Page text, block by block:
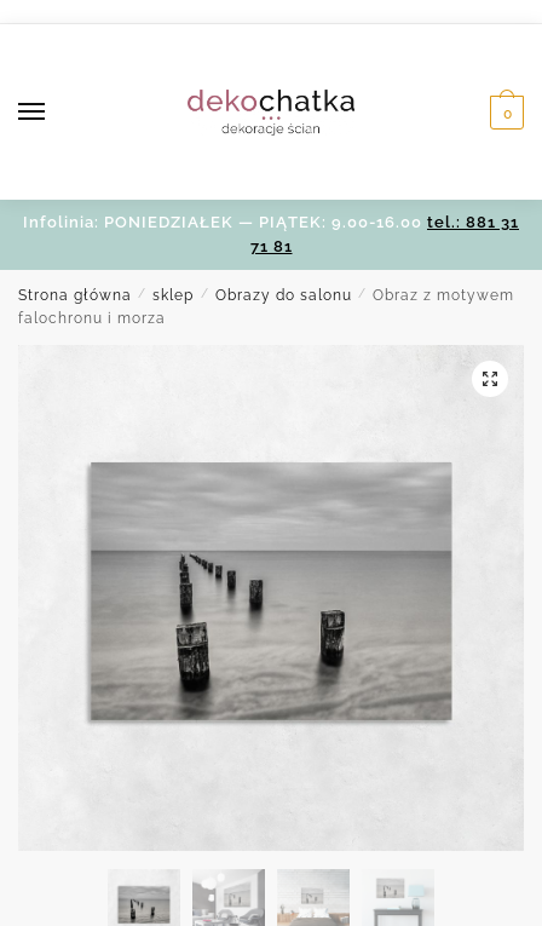
0
Infolinia: PONIEDZIAŁEK — PIĄTEK: 9.00-16.00 tel.: 881 31
71 81
Strona główna / sklep / Obrazy do salonu / Obraz z motywem
falochronu i morza